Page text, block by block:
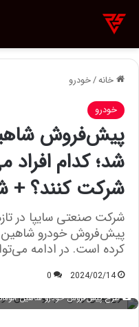
خانه/خودرو
خودرو
پیش‌فروش
شد؛ کدام افراد
شرکت کنند؟ +
شرکت صنعتی سایپا در
پیش‌فروش خودرو شاهین
کرده است. در ادامه
2024/02/14
0
طرح پیش‌فروش خودرو شاهین